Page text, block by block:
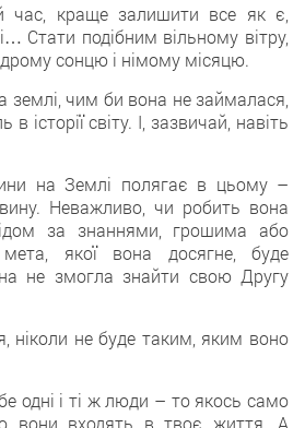
час, краще залишити все як є,
Стати подібним вільному вітру,
сонцю і німому місяцю.
чим би вона не займалася,
в історії світу. І, зазвичай, навіть
на Землі полягає в цьому –
Неважливо, чи робить вона
за знаннями, грошима або
якої вона досягне, буде
не змогла знайти свою Другу
ніколи не буде таким, яким воно
одні і ті ж люди – то якось само
вони входять в твоє життя. А